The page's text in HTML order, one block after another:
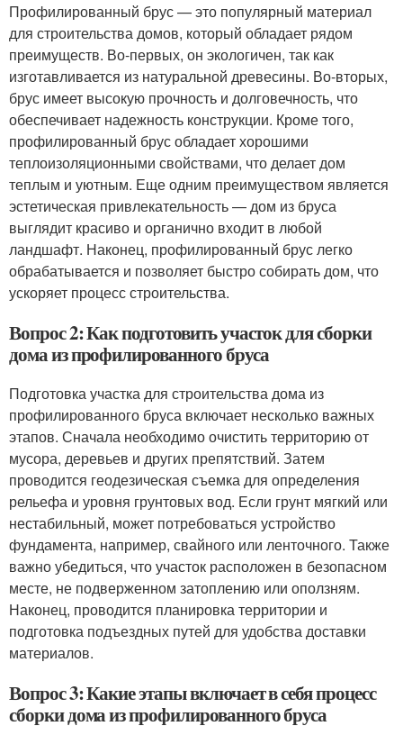
Профилированный брус — это популярный материал
для строительства домов, который обладает рядом
преимуществ. Во-первых, он экологичен, так как
изготавливается из натуральной древесины. Во-вторых,
брус имеет высокую прочность и долговечность, что
обеспечивает надежность конструкции. Кроме того,
профилированный брус обладает хорошими
теплоизоляционными свойствами, что делает дом
теплым и уютным. Еще одним преимуществом является
эстетическая привлекательность — дом из бруса
выглядит красиво и органично входит в любой
ландшафт. Наконец, профилированный брус легко
обрабатывается и позволяет быстро собирать дом, что
ускоряет процесс строительства.
Вопрос 2: Как подготовить участок для сборки
дома из профилированного бруса
Подготовка участка для строительства дома из
профилированного бруса включает несколько важных
этапов. Сначала необходимо очистить территорию от
мусора, деревьев и других препятствий. Затем
проводится геодезическая съемка для определения
рельефа и уровня грунтовых вод. Если грунт мягкий или
нестабильный, может потребоваться устройство
фундамента, например, свайного или ленточного. Также
важно убедиться, что участок расположен в безопасном
месте, не подверженном затоплению или оползням.
Наконец, проводится планировка территории и
подготовка подъездных путей для удобства доставки
материалов.
Вопрос 3: Какие этапы включает в себя процесс
сборки дома из профилированного бруса